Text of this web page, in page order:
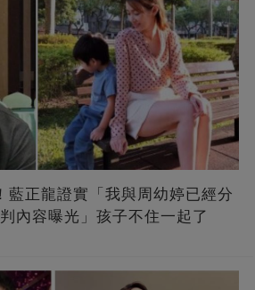
藍正龍證實「我與周幼婷已經分
內容曝光」孩子不住一起了